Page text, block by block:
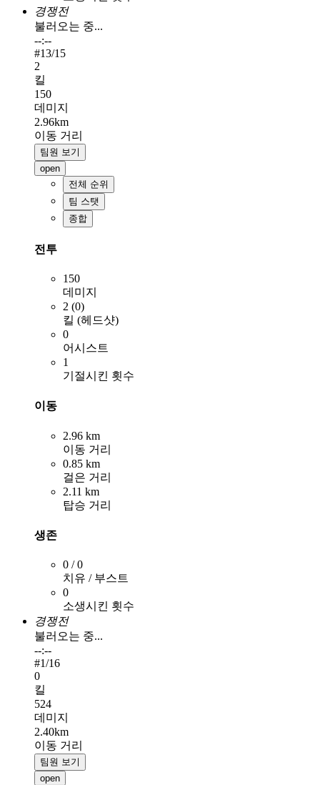
경쟁전
불러오는 중...
--:--
#13/15
2
킬
150
데미지
2.96km
이동 거리
팀원 보기
open
전체 순위
팀 스탯
종합
전투
150
데미지
2 (0)
킬 (헤드샷)
0
어시스트
1
기절시킨 횟수
이동
2.96 km
이동 거리
0.85 km
걸은 거리
2.11 km
탑승 거리
생존
0 / 0
치유 / 부스트
0
소생시킨 횟수
경쟁전
불러오는 중...
--:--
#1/16
0
킬
524
데미지
2.40km
이동 거리
팀원 보기
open